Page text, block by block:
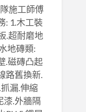
施工師傅
: 1.木工裝
.超耐磨地
地磚類:
.磁磚凸起
路舊換新.
漏.伸縮
漆.外牆隔